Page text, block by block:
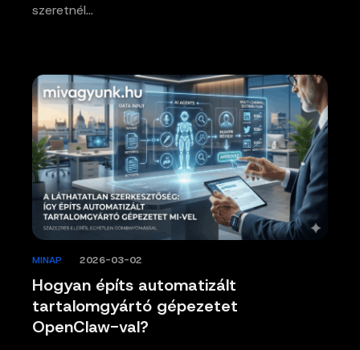
szeretnél…
Hogyan építs automatizált
tartalomgyártó gépezetet
OpenClaw-val?
MINAP 2026-03-02